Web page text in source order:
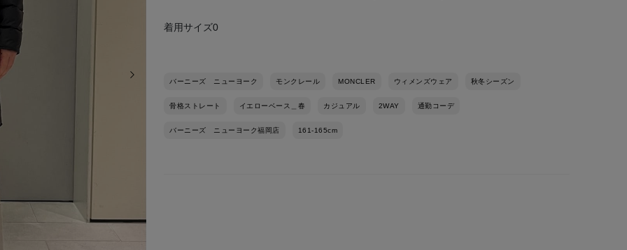
着用サイズ0
バーニーズ ニューヨーク モンクレール MONCLER ウィメンズウェア 秋冬シーズン
骨格ストレート イエローベース＿春 カジュアル 2WAY 通勤コーデ
バーニーズ ニューヨーク福岡店 161-165cm